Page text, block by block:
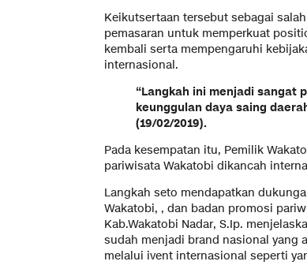
Keikutsertaan tersebut sebagai
pemasaran untuk memperkuat
kembali serta mempengaruhi
internasional.
“Langkah ini menjadi sangat
keunggulan daya saing
(19/02/2019).
Pada kesempatan itu, Pemilik
pariwisata Wakatobi dikancah
Langkah seto mendapatkan
Wakatobi, , dan badan promosi
Kab.Wakatobi Nadar, S.Ip.
sudah menjadi brand nasional yang
melalui ivent internasional seperti